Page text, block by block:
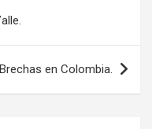
en Colombia.